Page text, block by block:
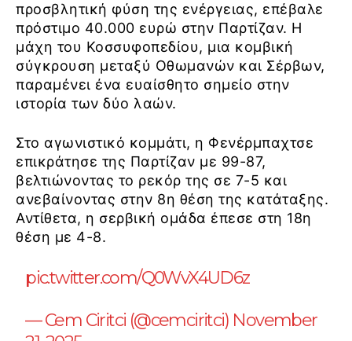
προσβλητική φύση της ενέργειας, επέβαλε
πρόστιμο 40.000 ευρώ στην Παρτίζαν. Η
μάχη του Κοσσυφοπεδίου, μια κομβική
σύγκρουση μεταξύ Οθωμανών και Σέρβων,
παραμένει ένα ευαίσθητο σημείο στην
ιστορία των δύο λαών.
Στο αγωνιστικό κομμάτι, η Φενέρμπαχτσε
επικράτησε της Παρτίζαν με 99-87,
βελτιώνοντας το ρεκόρ της σε 7-5 και
ανεβαίνοντας στην 8η θέση της κατάταξης.
Αντίθετα, η σερβική ομάδα έπεσε στη 18η
θέση με 4-8.
pic.twitter.com/Q0WvX4UD6z
— Cem Ciritci (@cemciritci) November